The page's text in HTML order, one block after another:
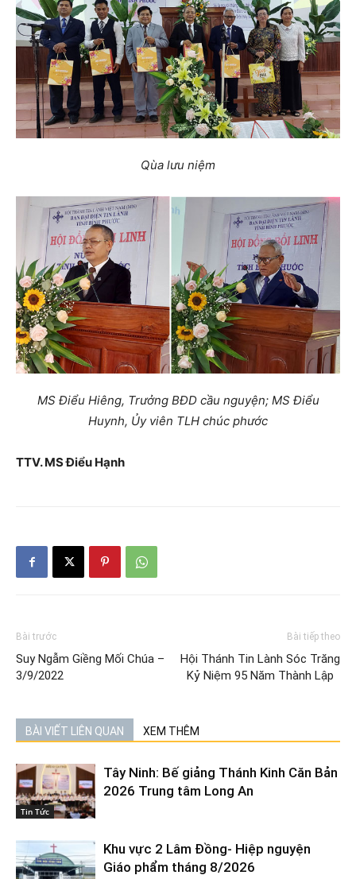
Qùa lưu niệm
MS Điểu Hiêng, Trưởng BĐD cầu nguyện; MS Điểu
Huynh, Ủy viên TLH chúc phước
TTV. MS Điểu Hạnh
Bài trước
Suy Ngẫm Giềng Mối Chúa –
3/9/2022
Bài tiếp theo
Hội Thánh Tin Lành Sóc Trăng
Kỷ Niệm 95 Năm Thành Lập
BÀI VIẾT LIÊN QUAN XEM THÊM
Tin Tức
Tây Ninh: Bế giảng Thánh Kinh Căn Bản
2026 Trung tâm Long An
Khu vực 2 Lâm Đồng- Hiệp nguyện
Giáo phẩm tháng 8/2026